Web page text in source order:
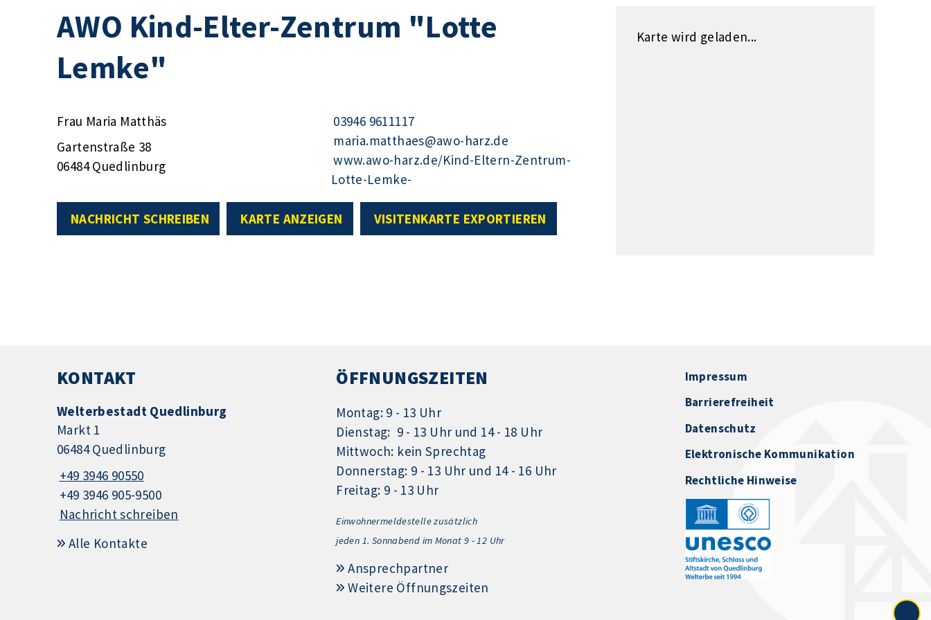
AWO Kind-Elter-Zentrum "Lotte
Lemke"
Frau Maria Matthäs
Gartenstraße 38
06484 Quedlinburg
03946 9611117
maria.matthaes@awo-harz.de
www.awo-harz.de/Kind-Eltern-Zentrum-
Lotte-Lemke-
NACHRICHT SCHREIBEN KARTE ANZEIGEN VISITENKARTE EXPORTIEREN
Karte wird geladen...
KONTAKT
Welterbestadt Quedlinburg
Markt 1
06484 Quedlinburg
+49 3946 90550
+49 3946 905-9500
Nachricht schreiben
Alle Kontakte
ÖFFNUNGSZEITEN
Montag: 9 - 13 Uhr
Dienstag: 9 - 13 Uhr und 14 - 18 Uhr
Mittwoch: kein Sprechtag
Donnerstag: 9 - 13 Uhr und 14 - 16 Uhr
Freitag: 9 - 13 Uhr
Einwohnermeldestelle zusätzlich
jeden 1. Sonnabend im Monat 9 - 12 Uhr
Ansprechpartner
Weitere Öffnungszeiten
Impressum
Barrierefreiheit
Datenschutz
Elektronische Kommunikation
Rechtliche Hinweise